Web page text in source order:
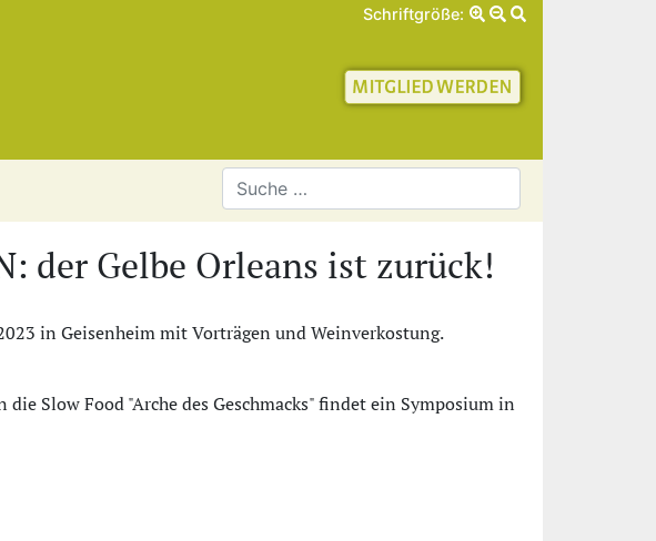
Schriftgröße:
Gesellschaft für Geschichte
der Gelbe Orleans ist zurück!
in Geisenheim mit Vorträgen und Weinverkostung.
Slow Food "Arche des Geschmacks" findet ein Symposium in